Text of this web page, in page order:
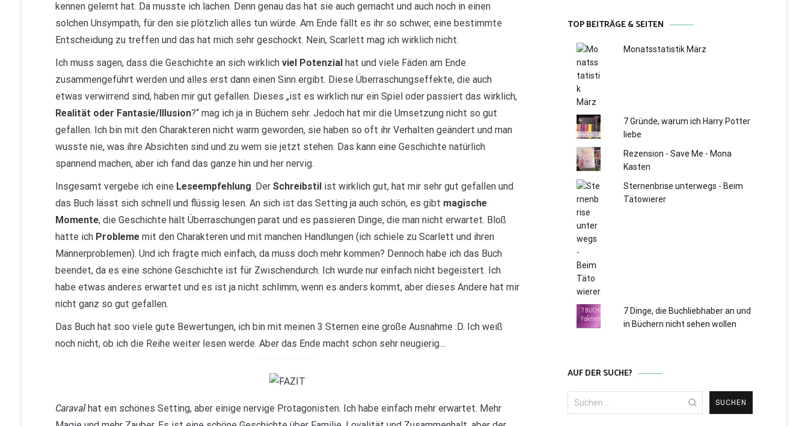
kennen gelernt hat. Da musste ich lachen. Denn genau das hat sie auch gemacht und auch noch in einen
solchen Unsympath, für den sie plötzlich alles tun würde. Am Ende fällt es ihr so schwer, eine bestimmte
Entscheidung zu treffen und das hat mich sehr geschockt. Nein, Scarlett mag ich wirklich nicht.
Ich muss sagen, dass die Geschichte an sich wirklich viel Potenzial hat und viele Fäden am Ende
zusammengeführt werden und alles erst dann einen Sinn ergibt. Diese Überraschungseffekte, die auch
etwas verwirrend sind, haben mir gut gefallen. Dieses „ist es wirklich nur ein Spiel oder passiert das wirklich,
Realität oder Fantasie/Illusion?“ mag ich ja in Büchern sehr. Jedoch hat mir die Umsetzung nicht so gut
gefallen. Ich bin mit den Charakteren nicht warm geworden, sie haben so oft ihr Verhalten geändert und man
wusste nie, was ihre Absichten sind und zu wem sie jetzt stehen. Das kann eine Geschichte natürlich
spannend machen, aber ich fand das ganze hin und her nervig.
Insgesamt vergebe ich eine Leseempfehlung. Der Schreibstil ist wirklich gut, hat mir sehr gut gefallen und
das Buch lässt sich schnell und flüssig lesen. An sich ist das Setting ja auch schön, es gibt magische
Momente, die Geschichte hält Überraschungen parat und es passieren Dinge, die man nicht erwartet. Bloß
hatte ich Probleme mit den Charakteren und mit manchen Handlungen (ich schiele zu Scarlett und ihren
Männerproblemen). Und ich fragte mich einfach, da muss doch mehr kommen? Dennoch habe ich das Buch
beendet, da es eine schöne Geschichte ist für Zwischendurch. Ich wurde nur einfach nicht begeistert. Ich
habe etwas anderes erwartet und es ist ja nicht schlimm, wenn es anders kommt, aber dieses Andere hat mir
nicht ganz so gut gefallen.
Das Buch hat soo viele gute Bewertungen, ich bin mit meinen 3 Sternen eine große Ausnahme :D. Ich weiß
noch nicht, ob ich die Reihe weiter lesen werde. Aber das Ende macht schon sehr neugierig…
Caravalhat ein schönes Setting, aber einige nervige Protagonisten. Ich habe einfach mehr erwartet. Mehr
TOP BEITRÄGE & SEITEN
Monatsstatistik März
7 Gründe, warum ich Harry Potter
liebe
Rezension - Save Me - Mona
Kasten
Sternenbrise unterwegs - Beim
Tätowierer
7 Dinge, die Buchliebhaber an und
in Büchern nicht sehen wollen
AUF DER SUCHE?
Suchen
nach: